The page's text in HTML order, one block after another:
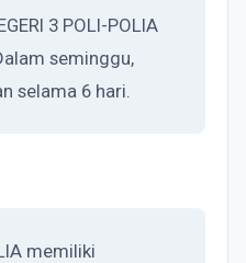
3 POLI-POLIA
seminggu,
selama 6 hari.
memiliki